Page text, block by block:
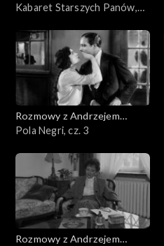
Doboszem
Kabaret Starszych Panów,
Rozmowy z Andrzejem
Doboszem
Pola Negri, cz. 3
Rozmowy z Andrzejem